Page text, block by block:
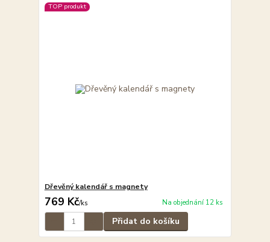
TOP produkt
Dřevěný kalendář s magnety
769 Kč/ks Na objednání 12 ks
Přidat do košíku